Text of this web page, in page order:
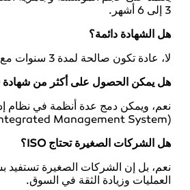
3 إلى 6 أشهر.
هل الشهادة دائمة؟
لا، عادة تكون صالحة لمدة 3 سنوات مع مراجعات سنوية.
هل يمكن الحصول على أكثر من شهادة ISO؟
نعم، ويمكن دمج عدة أنظمة في نظام
(Integrated Management System).
هل الشركات الصغيرة تحتاج ISO؟
نعم، بل إن الشركات الصغيرة تستفيد
العمليات وزيادة الثقة في السوق.